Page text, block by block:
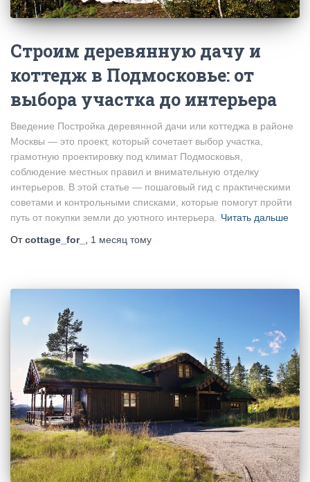
Строим деревянную дачу и
коттедж в Подмосковье: от
выбора участка до интерьера
Введение Постройка деревянной дачи или коттеджа в районе
Москвы — это проект, который сочетает выбор участка,
грамотную проектировку под климат Подмосковья,
соблюдение местных правил и внимательную отделку
интерьеров. В этой статье — пошаговый гид с практическими
советами и контрольными списками, которые помогут пройти
путь от покупки земли до уютного интерьера.
Читать дальше
Отcottage_for_ 1 месяц тому